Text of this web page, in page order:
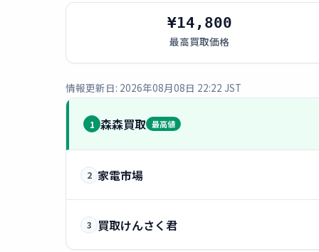
¥14,800
最高買取価格
情報更新日: 2026年08月08日 22:22 JST
1 森森買取 最高値
2 家電市場
3 買取けんさく君